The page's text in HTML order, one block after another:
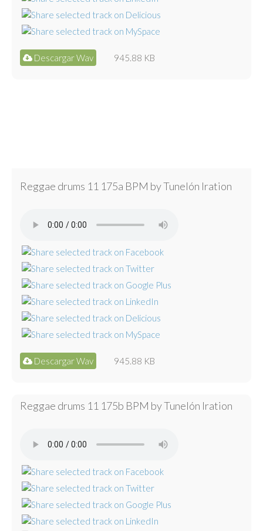
Descargar Wav 945.88 KB
Reggae drums 11 175a BPM by Tunelón Iration
Descargar Wav 945.88 KB
Reggae drums 11 175b BPM by Tunelón Iration